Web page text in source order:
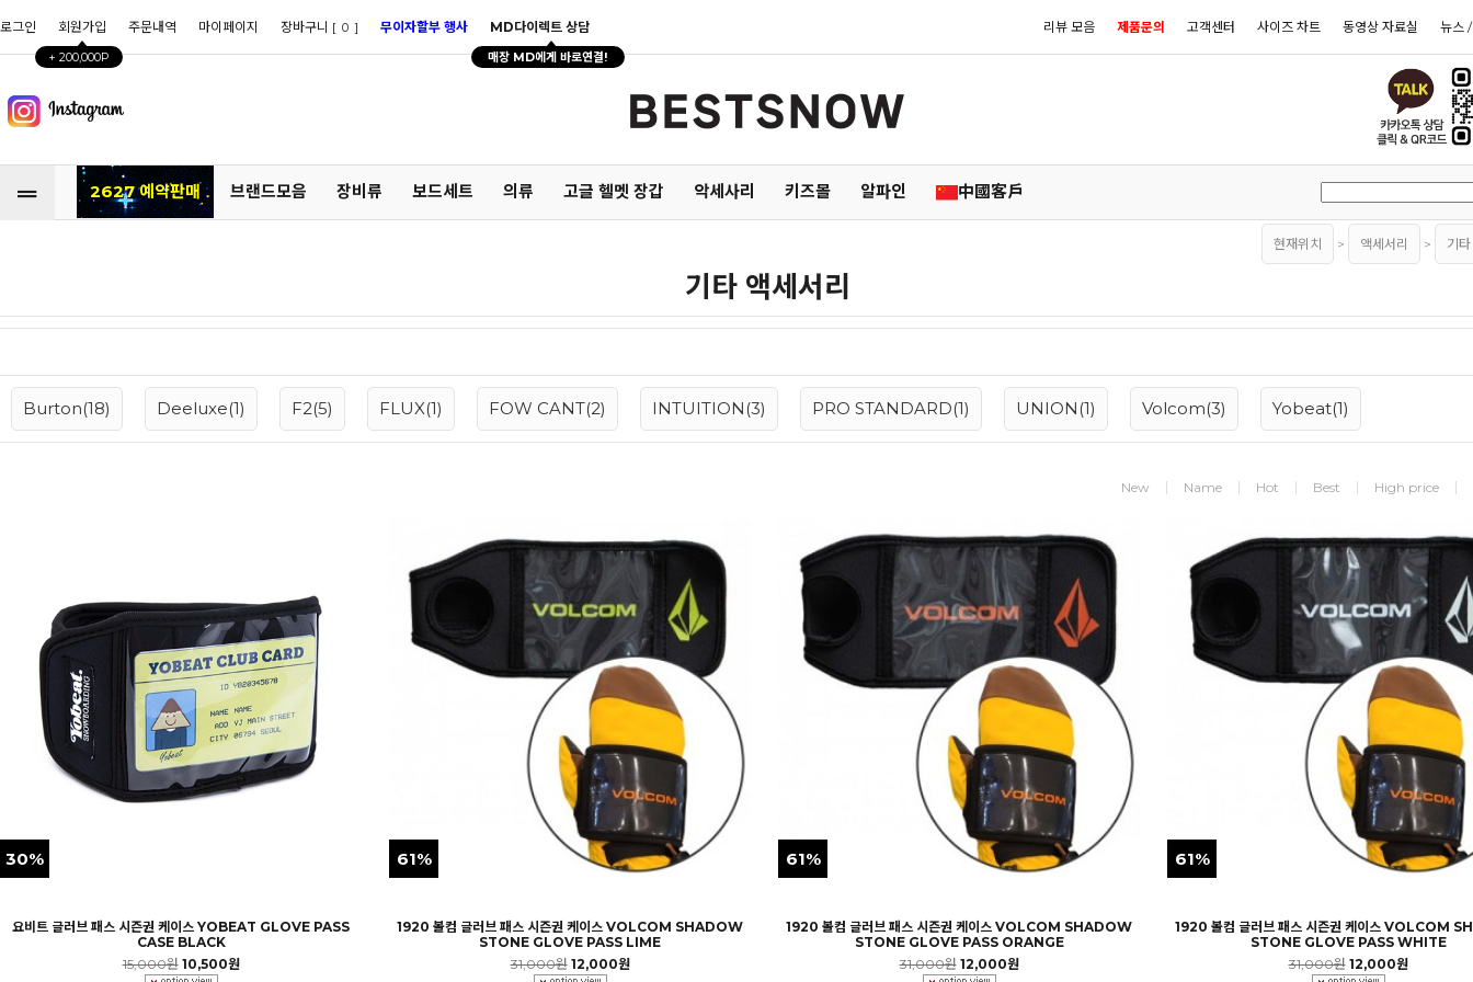
로그인 회원가입
+ 200,000P
주문내역 마이페이지 장바구니 [ 0 ] 무이자할부 행사 MD다이렉트 상담
매장 MD에게 바로연결!
리뷰 모음 제품문의 고객센터 사이즈 차트 동영상 자료실 뉴스
2627 예약판매 브랜드모음 장비류 보드세트 의류 고글 헬멧 장갑 악세사리 키즈몰 알파인 中國客戶
현재위치 > 액세서리 > 기
기타 액세서리
Burton(18) Deeluxe(1) F2(5) FLUX(1) FOW CANT(2) INTUITION(3) PRO STANDARD(1) UNION(1) Volcom(3) Yobeat(1)
New Name Hot Best High price
30%
요비트 글러브 패스 시즌권 케이스 YOBEAT GLOVE PASS
CASE BLACK
15,000원 10,500원
61%
1920 볼컴 글러브 패스 시즌권 케이스 VOLCOM SHADOW
STONE GLOVE PASS LIME
31,000원 12,000원
61%
1920 볼컴 글러브 패스 시즌권 케이스 VOLCOM SHADOW
STONE GLOVE PASS ORANGE
31,000원 12,000원
61%
1920 볼컴 글러브 패스 시즌권 케이스 VOLCOM
STONE GLOVE PASS WHITE
31,000원 12,000원